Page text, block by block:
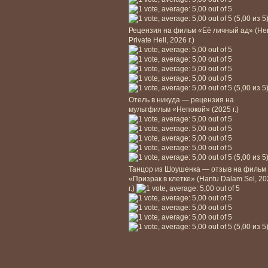
(5,00 из 5)
Рецензия на фильм «Её личный ад»
Private Hell, 2026 г.)
(5,00 из 5)
Отель в никуда — рецензия на
мультфильм «Непокой» (2025 г.)
(5,00 из 5)
Танцор из Шоушенка — отзыв на фильм
«Призрак в клетке» (Hantu Dalam Sel,
г.)
(5,00 из 5)